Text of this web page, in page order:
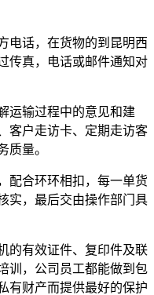
电话，在货物的到昆明西
传真，电话或邮件通知对
运输过程中的意见和建
客户走访卡、定期走访客
质量。
配合环环相扣，每一单货
实，最后交由操作部门具
的有效证件、复印件及联
训，公司员工都能做到包
有财产而提供最好的保护